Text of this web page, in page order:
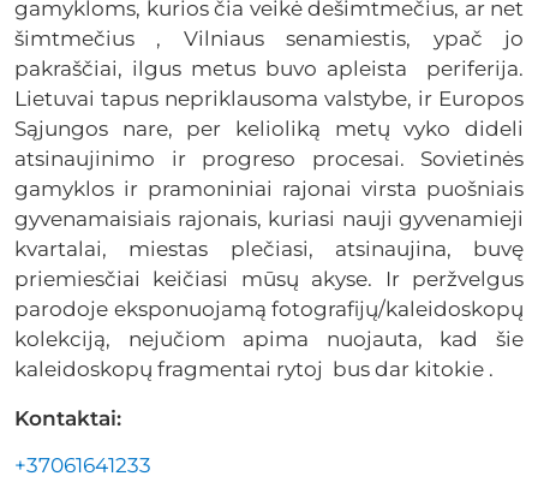
gamykloms, kurios čia veikė dešimtmečius, ar net
šimtmečius , Vilniaus senamiestis, ypač jo
pakraščiai, ilgus metus buvo apleista periferija.
Lietuvai tapus nepriklausoma valstybe, ir Europos
Sąjungos nare, per kelioliką metų vyko dideli
atsinaujinimo ir progreso procesai. Sovietinės
gamyklos ir pramoniniai rajonai virsta puošniais
gyvenamaisiais rajonais, kuriasi nauji gyvenamieji
kvartalai, miestas plečiasi, atsinaujina, buvę
priemiesčiai keičiasi mūsų akyse. Ir peržvelgus
parodoje eksponuojamą fotografijų/kaleidoskopų
kolekciją, nejučiom apima nuojauta, kad šie
kaleidoskopų fragmentai rytoj bus dar kitokie .
Kontaktai:
+37061641233